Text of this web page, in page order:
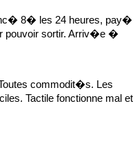
8� les 24 heures, pay�
sortir. Arriv�e �
commodit�s. Les
Tactile fonctionne mal et